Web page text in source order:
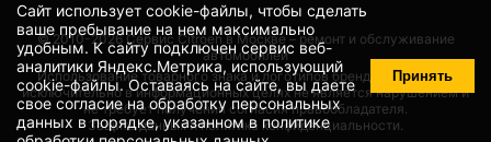
Сайт использует cookie-файлы, чтобы сделать
ваше пребывание на нем максимально
удобным. К cайту подключен сервис веб-
аналитики Яндекс.Метрика, использующий
cookie-файлы. Оставаясь на сайте, вы даете
своесогласие на обработку персональных
данных в порядке, указанном в политике
Принять
© 2010-2026Сервис Citroen в Москве – ремонт и обслуживание
автомобилей
Использование товарного знака и логотипов бренда происходит
исключительно в информационных целях не является нарушением и
не требует получения согласия правообладателя.
Защита данных и политика конфиденциальности.